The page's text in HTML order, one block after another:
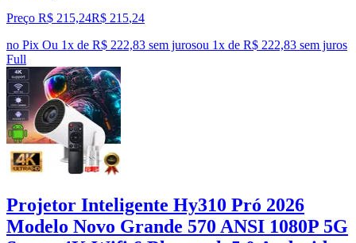
Preço R$ 215,24R$ 215,24
no Pix Ou 1x de R$ 222,83 sem jurosou 1x de R$ 222,83 sem juros
Full
Projetor Inteligente Hy310 Pró 2026
Modelo Novo Grande 570 ANSI 1080P 5G